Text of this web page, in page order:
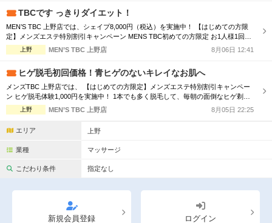
団体割引
キャッシュレス決済OK 領収証発行可
完全個室 半個室あり
ペアルームあり
フットバスあり
スタッフ指名可 Ｗセラピスト
TBCです っきりダイエット！
MEN’S TBC 上野店では、シェイプ8,000円（税込）を実施中！ 【はじめての方限
定】メンズエステ特別割引キャンペーン MENS TBC初めての方限定 お1人様1回限
りの特別体験価格 ※Web予約申し込みフォームよりお申込ください。
上野 MEN’S TBC 上野店 8月06日 12:41
ヒゲ脱毛初回価格！青ヒゲのないキレイなお肌へ
メンズTBC 上野店では、 【はじめての方限定】メンズエステ特別割引キャンペー
ン ヒゲ脱毛体験1,000円を実施中！ 1本でも多く脱毛して、毎朝の面倒なヒゲ剃り
の負担を軽く！ ※MENS TBC初めての方限定 お1人様1回限りの特別体験価格 ※W
eb予約申し込みフォームよりお申込ください。
上野 MEN’S TBC 上野店 8月05日 22:25
エリア 上野
業種 マッサージ
こだわり条件 指定なし
新規会員登録 ログイン